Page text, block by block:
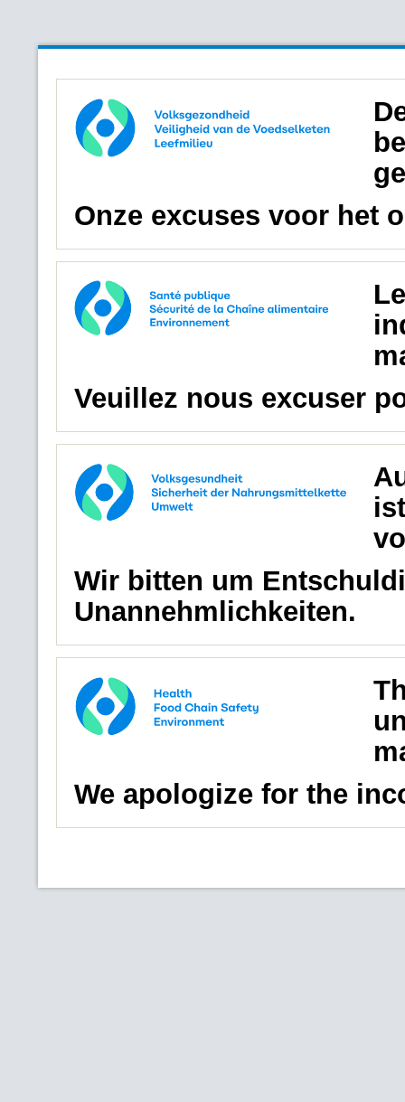
Onze excuses voor het
Veuillez nous excuser
Wir bitten um
Unannehmlichkeiten.
We apologize for the